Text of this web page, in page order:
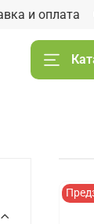
и оплата